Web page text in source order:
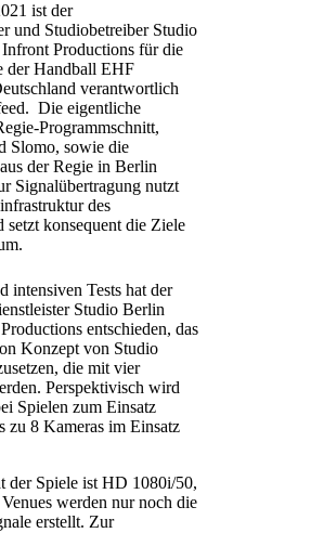
ist der
und Studiobetreiber Studio
Productions für die
der Handball EHF
verantwortlich
Die eigentliche
Programmschnitt,
Slomo, sowie die
der Regie in Berlin
Signalübertragung nutzt
des
konsequent die Ziele
intensiven Tests hat der
Studio Berlin
entschieden, das
Konzept von Studio
die mit vier
Perspektivisch wird
Spielen zum Einsatz
zu 8 Kameras im Einsatz
der Spiele ist HD 1080i/50,
werden nur noch die
erstellt. Zur